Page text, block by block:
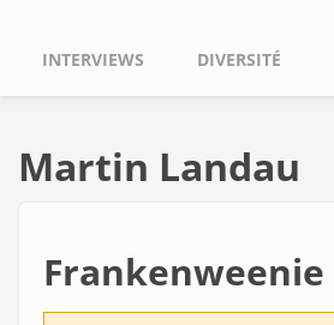
INTERVIEWS DIVERSITÉ
Martin Landau
Frankenweenie